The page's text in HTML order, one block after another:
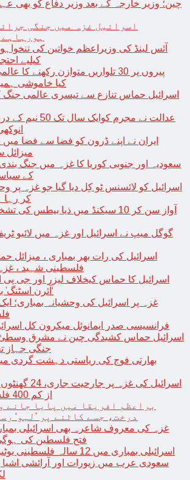
چین؛ وزیر خارجہ کے بعد وزیر دفاع کو بھی
اسرائیل غزہ میں جنگی
آئس لینڈ کی وزیراعظم خواتین کی
کیلیے
پیروں پر 30 تلواریں متوازن رکھنے کا عالمی ریکارڈ قائم
کیا خاموشی
اسرائیل حماس تنازع سے تیسری عالمی
عدالت نے مجرم
ایران نے اپنے ڈرون کو فضا سے فضا میں
میزائل
سعودیہ اور جنوبی کوریا کا غزہ میں جنگ
کے
اسرائیل کو لائسنس ٹو کِل دیا گیا جو غزہ پر
کر رہا
آواز سن کر 10 سیکنڈ میں ذیا بیطس
گوگل میپ نے اسرائیل اور غزہ میں لائیو
فلسطینی شہید ، غزہ
اسرائیل کا حماس کیخلاف لیزر اور جی
‘آئرن اسٹنگ’
فرانسیسی صدر ایمانوئل میکرون کل
جنگی جہاز
اسرائیل کی غزہ
از کم 400 فلسطینی شہید
براعظم افریقا میں پایا جانے
درخت، جسے کاٹنے پر ’لہو‘
غزہ کی معروف شاعرہ بھی اسرائیلی
فتح فلسطین کی
اسرائیلی بمباری میں 12 سالہ فلسطینی یوٹیوبر بھی شہید
سعودی عرب میں زیورات اور آرائشی اشیا